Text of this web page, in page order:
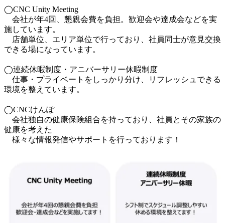
◯CNC Unity Meeting
会社が年4回、懇親会費を負担。歓迎会や達成会などを実
施しています。
店舗単位、エリア単位で行っており、社員同士が意見交換
できる場になっています。
◯連続休暇制度・アニバーサリー休暇制度
仕事・プライベートをしっかり分け、リフレッシュできる
環境を整えています。
◯CNCけんぽ
会社独自の健康保険組合を持っており、社員とその家族の
健康を考えた
様々な情報発信やサポートを行っております！